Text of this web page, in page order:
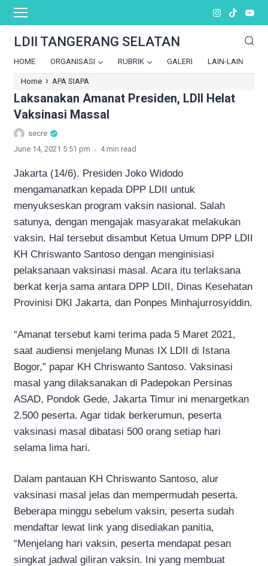
LDII TANGERANG SELATAN
HOME ORGANISASI RUBRIK GALERI LAIN-LAIN
Home › APA SIAPA
Laksanakan Amanat Presiden, LDII Helat
Vaksinasi Massal
secre
June 14, 2021 5:51 pm . 4 min read
Jakarta (14/6). Presiden Joko Widodo
mengamanatkan kepada DPP LDII untuk
menyukseskan program vaksin nasional. Salah
satunya, dengan mengajak masyarakat melakukan
vaksin. Hal tersebut disambut Ketua Umum DPP LDII
KH Chriswanto Santoso dengan menginisiasi
pelaksanaan vaksinasi masal. Acara itu terlaksana
berkat kerja sama antara DPP LDII, Dinas Kesehatan
Provinisi DKI Jakarta, dan Ponpes Minhajurrosyiddin.
“Amanat tersebut kami terima pada 5 Maret 2021,
saat audiensi menjelang Munas IX LDII di Istana
Bogor,” papar KH Chriswanto Santoso. Vaksinasi
masal yang dilaksanakan di Padepokan Persinas
ASAD, Pondok Gede, Jakarta Timur ini menargetkan
2.500 peserta. Agar tidak berkerumun, peserta
vaksinasi masal dibatasi 500 orang setiap hari
selama lima hari.
Dalam pantauan KH Chriswanto Santoso, alur
vaksinasi masal jelas dan mempermudah peserta.
Beberapa minggu sebelum vaksin, peserta sudah
mendaftar lewat link yang disediakan panitia,
“Menjelang hari vaksin, peserta mendapat pesan
singkat jadwal giliran vaksin. Ini yang membuat